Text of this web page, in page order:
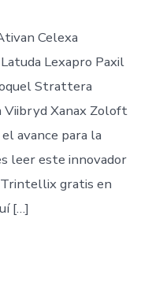
Celexa
Lexapro Paxil
Strattera
Xanax Zoloft
avance para la
leer este innovador
Trintellix gratis en
[…]